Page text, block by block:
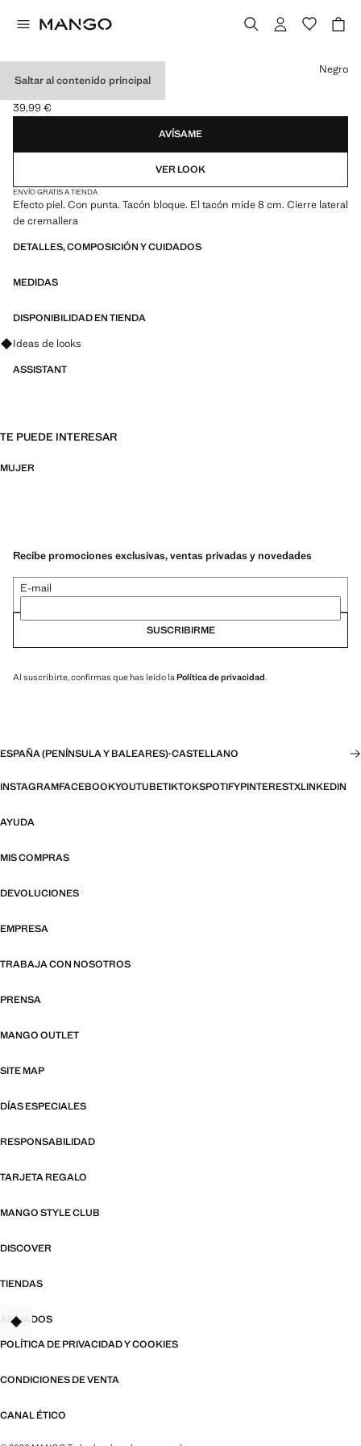
Saltar al contenido principal
BOTÍN TACÓN PUNTA
Precio actual [39,99 € ]
39,99 €
Selecciona un color
Negro
AVÍSAME
VER LOOK
ENVÍO GRATIS A TIENDA
Efecto piel. Con punta. Tacón bloque. El tacón mide 8 cm. Cierre lateral
de cremallera
DETALLES, COMPOSICIÓN Y CUIDADOS
MEDIDAS
DISPONIBILIDAD EN TIENDA
Pregunta por looks, prendas y tendencias
Ideas de looks
ASSISTANT
TE PUEDE INTERESAR
MUJER
Recibe promociones exclusivas, ventas privadas y novedades
E-mail
SUSCRIBIRME
Al suscribirte, confirmas que has leído la Política de privacidad.
ESPAÑA (PENÍNSULA Y BALEARES)·CASTELLANO
INSTAGRAMFACEBOOKYOUTUBETIKTOKSPOTIFYPINTERESTXLINKEDIN
AYUDA
MIS COMPRAS
DEVOLUCIONES
EMPRESA
TRABAJA CON NOSOTROS
PRENSA
MANGO OUTLET
SITE MAP
DÍAS ESPECIALES
RESPONSABILIDAD
TARJETA REGALO
MANGO STYLE CLUB
DISCOVER
TIENDAS
AFILIADOS
POLÍTICA DE PRIVACIDAD Y COOKIES
CONDICIONES DE VENTA
CANAL ÉTICO